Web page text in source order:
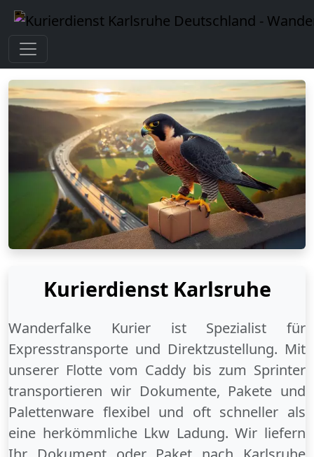
Kurierdienst Karlsruhe
Wanderfalke Kurier ist Spezialist für
Expresstransporte und Direktzustellung. Mit
unserer Flotte vom Caddy bis zum Sprinter
transportieren wir Dokumente, Pakete und
Palettenware flexibel und oft schneller als
eine herkömmliche Lkw Ladung. Wir liefern